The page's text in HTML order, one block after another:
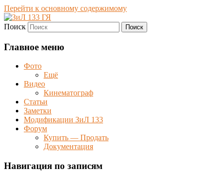
Перейти к основному содержимому
ЗиЛ 133 ГЯ
Фото | Видео | Форум
Поиск
Главное меню
Фото
Ещё
Видео
Кинематограф
Статьи
Заметки
Модификации ЗиЛ 133
Форум
Купить — Продать
Документация
Навигация по записям